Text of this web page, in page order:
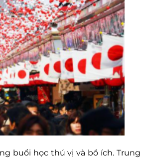
buổi học thú vị và bổ ích. Trung